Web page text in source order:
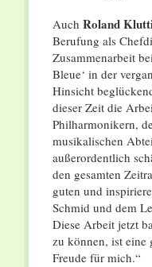
Auch Roland
Berufung als
Zusammenarbeit
Bleue‘ in der
Hinsicht
dieser Zeit die
Philharmonikern,
musikalischen
außerordentlich
den gesamten
guten und
Schmid und dem
Diese Arbeit jetzt
zu können, ist eine
Freude für mich.“